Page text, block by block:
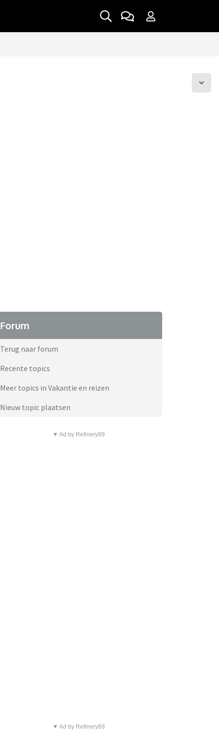
Forum
Terug naar forum
Recente topics
Meer topics in Vakantie en reizen
Nieuw topic plaatsen
▼ Ad by Refinery89
▼ Ad by Refinery89